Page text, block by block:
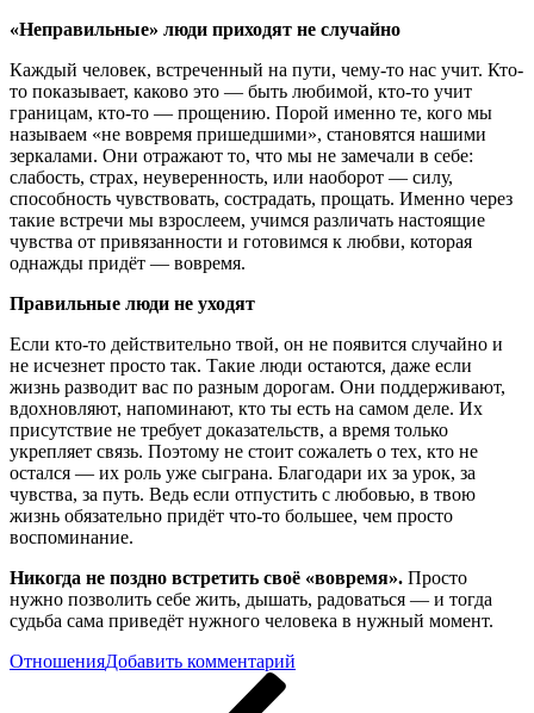
«Неправильные» люди приходят не случайно
Каждый человек, встреченный на пути, чему-то нас учит. Кто-
то показывает, каково это — быть любимой, кто-то учит
границам, кто-то — прощению. Порой именно те, кого мы
называем «не вовремя пришедшими», становятся нашими
зеркалами. Они отражают то, что мы не замечали в себе:
слабость, страх, неуверенность, или наоборот — силу,
способность чувствовать, сострадать, прощать. Именно через
такие встречи мы взрослеем, учимся различать настоящие
чувства от привязанности и готовимся к любви, которая
однажды придёт — вовремя.
Правильные люди не уходят
Если кто-то действительно твой, он не появится случайно и
не исчезнет просто так. Такие люди остаются, даже если
жизнь разводит вас по разным дорогам. Они поддерживают,
вдохновляют, напоминают, кто ты есть на самом деле. Их
присутствие не требует доказательств, а время только
укрепляет связь. Поэтому не стоит сожалеть о тех, кто не
остался — их роль уже сыграна. Благодари их за урок, за
чувства, за путь. Ведь если отпустить с любовью, в твою
жизнь обязательно придёт что-то большее, чем просто
воспоминание.
Никогда не поздно встретить своё «вовремя». Просто
нужно позволить себе жить, дышать, радоваться — и тогда
судьба сама приведёт нужного человека в нужный момент.
ОтношенияДобавить комментарий